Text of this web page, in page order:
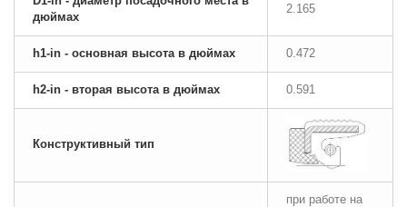
дюймах
2.165
h1-in - основная высота в дюймах 0.472
h2-in - вторая высота в дюймах 0.591
Конструктивный тип
при работе на